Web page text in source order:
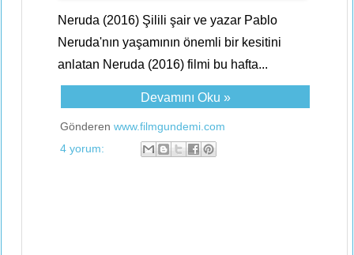
Neruda (2016) Şilili şair ve yazar Pablo
Neruda'nın yaşamının önemli bir kesitini
anlatan Neruda (2016) filmi bu hafta...
Devamını Oku »
Gönderen www.filmgundemi.com
4 yorum: